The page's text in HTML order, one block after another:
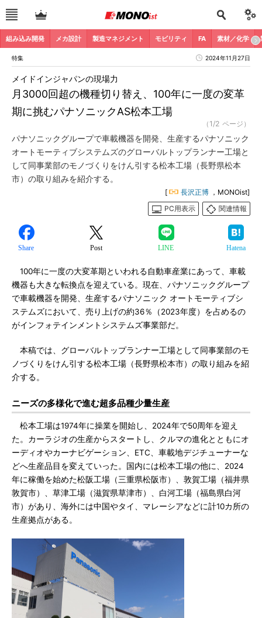
組み込み開発 メカ設計 製造マネジメント モビリティ FA 素材／化学
特集 2024年11月27日
月3000回超の機種切り替え、100年に一度の変革
期に挑むパナソニックAS松本工場
メイドインジャパンの現場力
（1/2 ページ）
パナソニックグループで車載機器を開発、生産するパナソニック
オートモーティブシステムズのグローバルトップランナー工場と
して同事業部のモノづくりをけん引する松本工場（長野県松本
市）の取り組みを紹介する。
[ 長沢正博 ，MONOist]
PC用表示
関連情報
Share Post LINE Hatena
100年に一度の大変革期といわれる自動車産業にあって、車載
機器も大きな転換点を迎えている。現在、パナソニックグループ
で車載機器を開発、生産するパナソニック オートモーティブシ
ステムズにおいて、売り上げの約36％（2023年度）を占めるの
がインフォテインメントシステムズ事業部だ。
本稿では、グローバルトップランナー工場として同事業部のモ
ノづくりをけん引する松本工場（長野県松本市）の取り組みを紹
介する。
ニーズの多様化で進む超多品種少量生産
松本工場は1974年に操業を開始し、2024年で50周年を迎え
た。カーラジオの生産からスタートし、クルマの進化とともにオ
ーディオやカーナビゲーション、ETC、車載地デジチューナーな
どへ生産品目を変えていった。国内には松本工場の他に、2024
年に稼働を始めた松阪工場（三重県松阪市）、敦賀工場（福井県
敦賀市）、草津工場（滋賀県草津市）、白河工場（福島県白河
市）があり、海外には中国やタイ、マレーシアなどに計10カ所の
生産拠点がある。